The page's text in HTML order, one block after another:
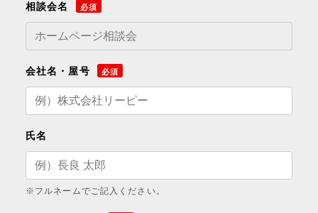
相談会名 必須
会社名・屋号 必須
氏名
※フルネームでご記入ください。